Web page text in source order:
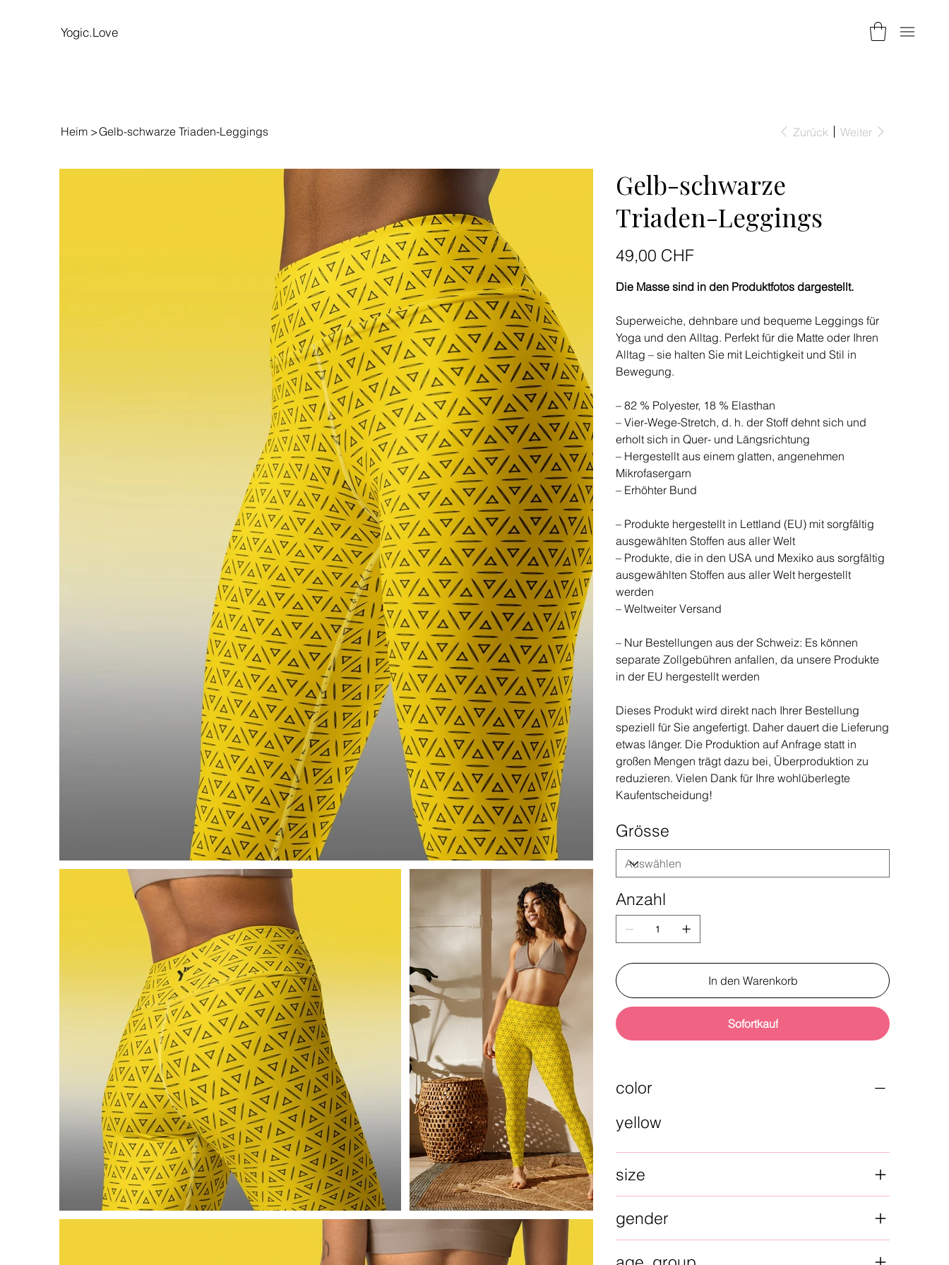
Yogic.Love
Heim >Gelb-schwarze Triaden-Leggings Zurück Weiter
Gelb-schwarze
Triaden-Leggings
49,00 CHF
Die Masse sind in den Produktfotos dargestellt.
Superweiche, dehnbare und bequeme Leggings für
Yoga und den Alltag. Perfekt für die Matte oder Ihren
Alltag – sie halten Sie mit Leichtigkeit und Stil in
Bewegung.
– 82 % Polyester, 18 % Elasthan
– Vier-Wege-Stretch, d. h. der Stoff dehnt sich und
erholt sich in Quer- und Längsrichtung
– Hergestellt aus einem glatten, angenehmen
Mikrofasergarn
– Erhöhter Bund
– Produkte hergestellt in Lettland (EU) mit sorgfältig
ausgewählten Stoffen aus aller Welt
– Produkte, die in den USA und Mexiko aus sorgfältig
ausgewählten Stoffen aus aller Welt hergestellt
werden
– Weltweiter Versand
– Nur Bestellungen aus der Schweiz: Es können
separate Zollgebühren anfallen, da unsere Produkte
in der EU hergestellt werden
Dieses Produkt wird direkt nach Ihrer Bestellung
speziell für Sie angefertigt. Daher dauert die Lieferung
etwas länger. Die Produktion auf Anfrage statt in
großen Mengen trägt dazu bei, Überproduktion zu
reduzieren. Vielen Dank für Ihre wohlüberlegte
Kaufentscheidung!
Grösse
Anzahl
In den Warenkorb
Sofortkauf
color
yellow
size
gender